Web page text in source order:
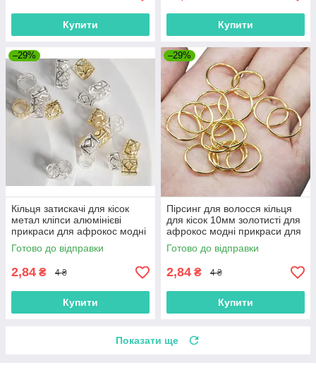
Купити Купити
–29%
Кільця затискачі для кісок
метал кліпси алюмінієві
прикраси для афрокос модні
аксесуари для зачісок дред
Готово до відправки
2,84 ₴ 4 ₴
Купити
–29%
Пірсинг для волосся кільця
для кісок 10мм золотисті для
афрокос модні прикраси для
зачісок дред метал
Готово до відправки
2,84 ₴ 4 ₴
Купити
Показати ще